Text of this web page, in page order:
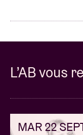
L’AB vous
MAR 22